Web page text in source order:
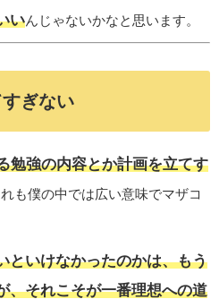
いんじゃないかなと思います。
ぎない
勉強の内容とか計画を立てす
も僕の中では広い意味でマザコ
といけなかったのかは、もう
、それこそが一番理想への道